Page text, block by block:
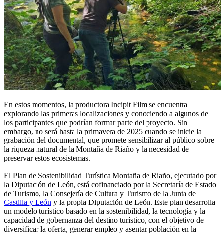
En estos momentos, la productora Incipit Film se encuentra
explorando las primeras localizaciones y conociendo a algunos de
los participantes que podrían formar parte del proyecto. Sin
embargo, no será hasta la primavera de 2025 cuando se inicie la
grabación del documental, que promete sensibilizar al público sobre
la riqueza natural de la Montaña de Riaño y la necesidad de
preservar estos ecosistemas.
El Plan de Sostenibilidad Turística Montaña de Riaño, ejecutado por
la Diputación de León, está cofinanciado por la Secretaría de Estado
de Turismo, la Consejería de Cultura y Turismo de la Junta de
Castilla y León y la propia Diputación de León. Este plan desarrolla
un modelo turístico basado en la sostenibilidad, la tecnología y la
capacidad de gobernanza del destino turístico, con el objetivo de
diversificar la oferta, generar empleo y asentar población en la